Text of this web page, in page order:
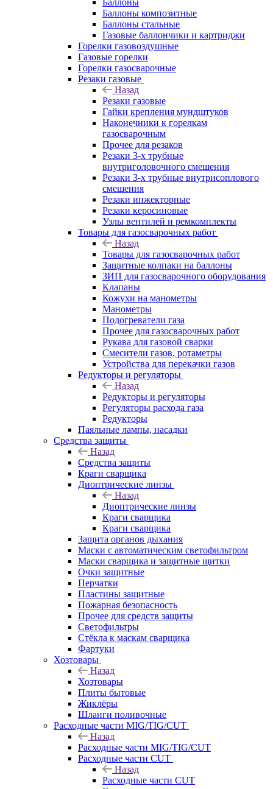
Баллоны
Баллоны композитные
Баллоны стальные
Газовые баллончики и картриджи
Горелки газовоздушные
Газовые горелки
Горелки газосварочные
Резаки газовые
Назад
Резаки газовые
Гайки крепления мундштуков
Наконечники к горелкам
газосварочным
Прочее для резаков
Резаки 3-х трубные
внутриголовочного смешения
Резаки 3-х трубные внутрисоплового
смешения
Резаки инжекторные
Резаки керосиновые
Узлы вентилей и ремкомплекты
Товары для газосварочных работ
Назад
Товары для газосварочных работ
Защитные колпаки на баллоны
ЗИП для газосварочного оборудования
Клапаны
Кожухи на манометры
Манометры
Подогреватели газа
Прочее для газосварочных работ
Рукава для газовой сварки
Смесители газов, ротаметры
Устройства для перекачки газов
Редукторы и регуляторы
Назад
Редукторы и регуляторы
Регуляторы расхода газа
Редукторы
Паяльные лампы, насадки
Средства защиты
Назад
Средства защиты
Краги сварщика
Диоптрические линзы
Назад
Диоптрические линзы
Краги сварщика
Краги сварщика
Защита органов дыхания
Маски с автоматическим светофильтром
Маски сварщика и защитные щитки
Очки защитные
Перчатки
Пластины защитные
Пожарная безопасность
Прочее для средств защиты
Светофильтры
Стёкла к маскам сварщика
Фартуки
Хозтовары
Назад
Хозтовары
Плиты бытовые
Жиклёры
Шланги поливочные
Расходные части MIG/TIG/CUT
Назад
Расходные части MIG/TIG/CUT
Расходные части CUT
Назад
Расходные части CUT